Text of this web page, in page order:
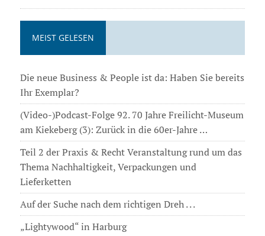
MEIST GELESEN
Die neue Business & People ist da: Haben Sie bereits
Ihr Exemplar?
(Video-)Podcast-Folge 92. 70 Jahre Freilicht-Museum
am Kiekeberg (3): Zurück in die 60er-Jahre …
Teil 2 der Praxis & Recht Veranstaltung rund um das
Thema Nachhaltigkeit, Verpackungen und
Lieferketten
Auf der Suche nach dem richtigen Dreh . . .
„Lightywood“ in Harburg